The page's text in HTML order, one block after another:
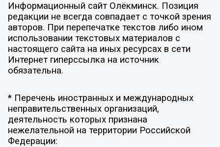
Информационный сайт Олёкминск. Позиция
редакции не всегда совпадает с точкой зрения
авторов. При перепечатке текстов либо ином
использовании текстовых материалов с
настоящего сайта на иных ресурсах в сети
Интернет гиперссылка на источник
обязательна.
* Перечень иностранных и международных
неправительственных организаций,
деятельность которых признана
нежелательной на территории Российской
Федерации: